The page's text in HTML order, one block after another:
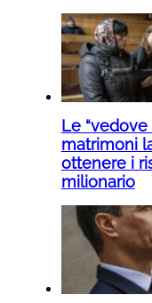
Le “vedove
matrimoni
ottenere i
milionario